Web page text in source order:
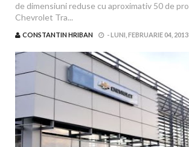
de dimensiuni reduse cu aproximativ 50 de
Chevrolet Tra...
CONSTANTIN HRIBAN -LUNI, FEBRUARIE 04, 2013